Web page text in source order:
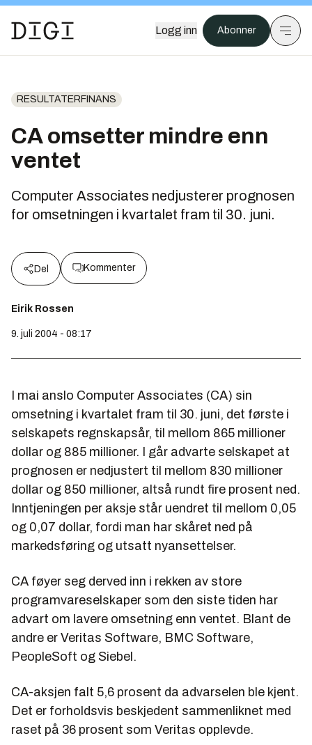
Logg inn Abonner
RESULTATERFINANS
CA omsetter mindre enn
ventet
Computer Associates nedjusterer prognosen
for omsetningen i kvartalet fram til 30. juni.
Del Kommenter
Eirik Rossen
9. juli 2004 - 08:17
I mai anslo Computer Associates (CA) sin
omsetning i kvartalet fram til 30. juni, det første i
selskapets regnskapsår, til mellom 865 millioner
dollar og 885 millioner. I går advarte selskapet at
prognosen er nedjustert til mellom 830 millioner
dollar og 850 millioner, altså rundt fire prosent ned.
Inntjeningen per aksje står uendret til mellom 0,05
og 0,07 dollar, fordi man har skåret ned på
markedsføring og utsatt nyansettelser.
CA føyer seg derved inn i rekken av store
programvareselskaper som den siste tiden har
advart om lavere omsetning enn ventet. Blant de
andre er Veritas Software, BMC Software,
PeopleSoft og Siebel.
CA-aksjen falt 5,6 prosent da advarselen ble kjent.
Det er forholdsvis beskjedent sammenliknet med
raset på 36 prosent som Veritas opplevde.